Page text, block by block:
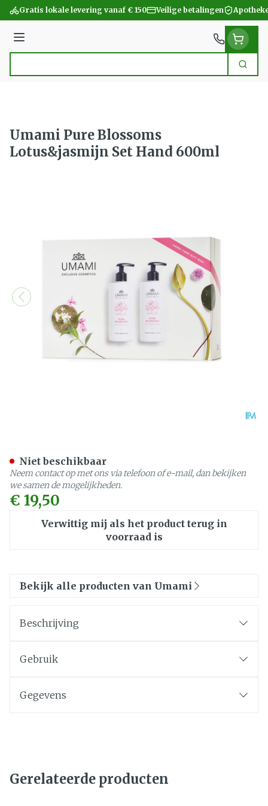
Ga naar de inhoud
Gratis lokale levering vanaf € 150 Veilige betalingen
Menu
Zoek
Umami Pure Blossoms
Lotus&jasmijn Set Hand 600ml
€ 19,50
Verwittig mij als het product terug in
voorraad is
Niet beschikbaar
Neem contact op met ons via telefoon of e-mail, dan bekijken
we samen de mogelijkheden.
Bekijk alle producten van Umami
Beschrijving
Gebruik
Gegevens
Gerelateerde producten